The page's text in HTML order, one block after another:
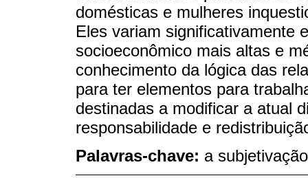
domésticas e mulheres
Eles variam significativamente
socioeconômico mais altas e
conhecimento da lógica das
para ter elementos para
destinadas a modificar a atual
responsabilidade e
Palavras-chave: a